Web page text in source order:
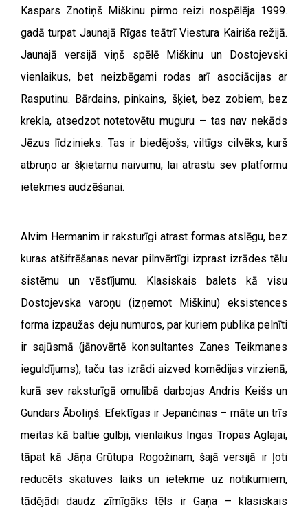
Kaspars Znotiņš Miškinu pirmo reizi nospēlēja 1999.
gadā turpat Jaunajā Rīgas teātrī Viestura Kairiša režijā.
Jaunajā versijā viņš spēlē Miškinu un Dostojevski
vienlaikus, bet neizbēgami rodas arī asociācijas ar
Rasputinu. Bārdains, pinkains, šķiet, bez zobiem, bez
krekla, atsedzot notetovētu muguru – tas nav nekāds
Jēzus līdzinieks. Tas ir biedējošs, viltīgs cilvēks, kurš
atbruņo ar šķietamu naivumu, lai atrastu sev platformu
ietekmes audzēšanai.
Alvim Hermanim ir raksturīgi atrast formas atslēgu, bez
kuras atšifrēšanas nevar pilnvērtīgi izprast izrādes tēlu
sistēmu un vēstījumu. Klasiskais balets kā visu
Dostojevska varoņu (izņemot Miškinu) eksistences
forma izpaužas deju numuros, par kuriem publika pelnīti
ir sajūsmā (jānovērtē konsultantes Zanes Teikmanes
ieguldījums), taču tas izrādi aizved komēdijas virzienā,
kurā sev raksturīgā omulībā darbojas Andris Keišs un
Gundars Āboliņš. Efektīgas ir Jepančinas – māte un trīs
meitas kā baltie gulbji, vienlaikus Ingas Tropas Aglajai,
tāpat kā Jāņa Grūtupa Rogožinam, šajā versijā ir ļoti
reducēts skatuves laiks un ietekme uz notikumiem,
tādējādi daudz zīmīgāks tēls ir Gaņa – klasiskais